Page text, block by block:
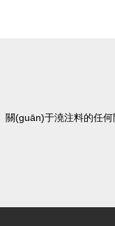
關(guān)于澆注料的任何問題